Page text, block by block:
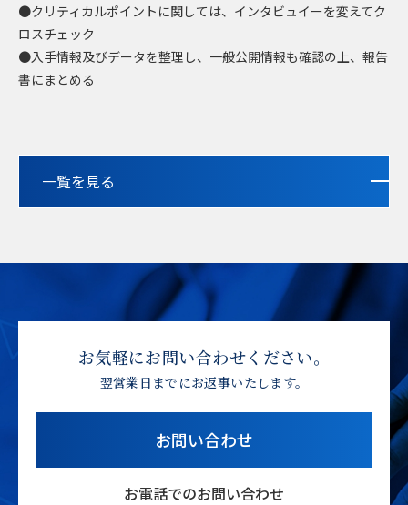
●クリティカルポイントに関しては、インタビュイーを変えてク
ロスチェック
●入手情報及びデータを整理し、一般公開情報も確認の上、報告
書にまとめる
一覧を見る
お気軽にお問い合わせください。
翌営業日までにお返事いたします。
お問い合わせ
お電話でのお問い合わせ